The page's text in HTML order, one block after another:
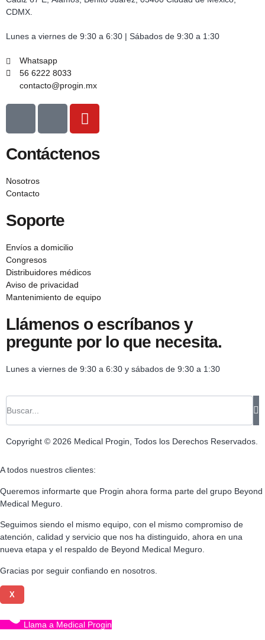
CDMX.
Lunes a viernes de 9:30 a 6:30 | Sábados de 9:30 a 1:30
Whatsapp
56 6222 8033
contacto@progin.mx
Contáctenos
Nosotros
Contacto
Soporte
Envíos a domicilio
Congresos
Distribuidores médicos
Aviso de privacidad
Mantenimiento de equipo
Llámenos o escríbanos y
pregunte por lo que necesita.
Lunes a viernes de 9:30 a 6:30 y sábados de 9:30 a 1:30
Copyright © 2026 Medical Progin, Todos los Derechos Reservados.
A todos nuestros clientes:
Queremos informarte que Progin ahora forma parte del grupo Beyond
Medical Meguro.
Seguimos siendo el mismo equipo, con el mismo compromiso de
atención, calidad y servicio que nos ha distinguido, ahora en una
nueva etapa y el respaldo de Beyond Medical Meguro.
Gracias por seguir confiando en nosotros.
X
Llama a Medical Progin